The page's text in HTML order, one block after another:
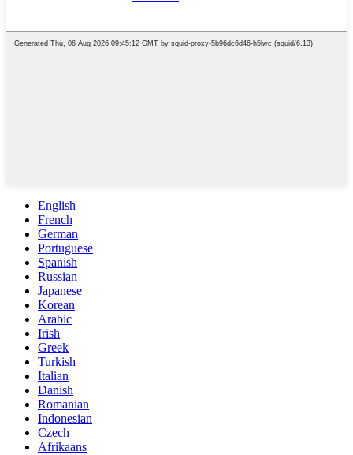
English
French
German
Portuguese
Spanish
Russian
Japanese
Korean
Arabic
Irish
Greek
Turkish
Italian
Danish
Romanian
Indonesian
Czech
Afrikaans